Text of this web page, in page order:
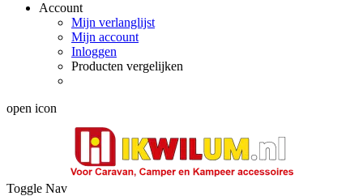
Account
Mijn verlanglijst
Mijn account
Inloggen
Producten vergelijken
open icon
Toggle Nav